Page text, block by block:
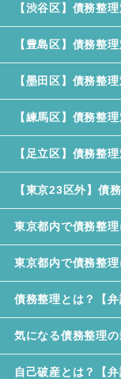
【渋谷区】債務整
【豊島区】債務整
【墨田区】債務整
【練馬区】債務整
【足立区】債務整
【東京23区外】債
東京都内で債務整
東京都内で債務整
債務整理とは？【弁
気になる債務整理の
自己破産とは？【弁